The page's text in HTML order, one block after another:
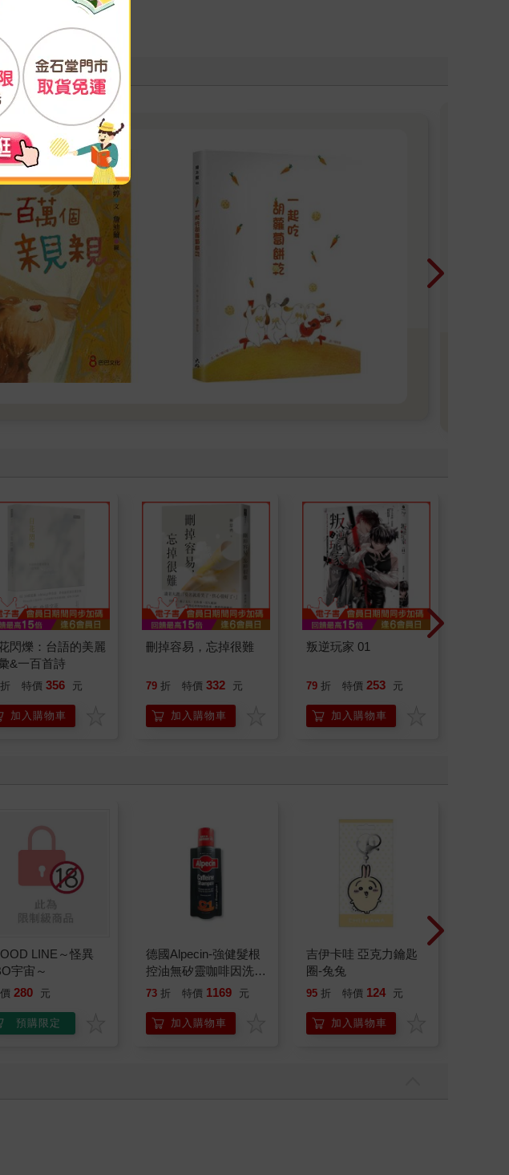
閃爍：台語的美麗
&一百首詩
折 特價 356 元
加入購物車
刪掉容易，忘掉很難
79 折 特價 332 元
加入購物車
叛逆玩家 01
79 折 特價 253 元
加入購物車
LINE～怪異
宇宙～
280 元
預購限定
德國Alpecin-強健髮根
控油無矽靈咖啡因洗髮
凝露375ml/瓶-C1強健
調理頭皮洗髮液/0矽靈
滋潤洗頭髮水/一般髮
73 折 特價 1169 元
加入購物車
吉伊卡哇 亞克力鑰匙
圈-兔兔
95 折 特價 124 元
加入購物車